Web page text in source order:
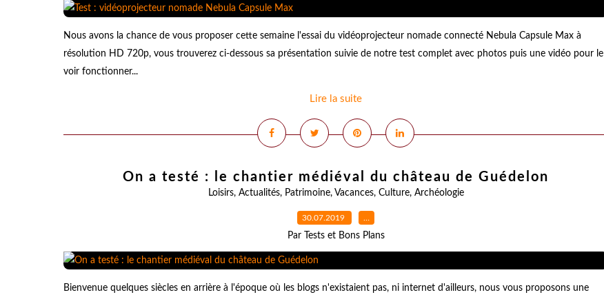
Nous avons la chance de vous proposer cette semaine l'essai du vidéoprojecteur nomade connecté Nebula Capsule Max à
résolution HD 720p, vous trouverez ci-dessous sa présentation suivie de notre test complet avec photos puis une vidéo pour le
voir fonctionner...
Lire la suite
On a testé : le chantier médiéval du château de Guédelon
Loisirs, Actualités, Patrimoine, Vacances, Culture, Archéologie
30.07.2019 …
Par Tests et Bons Plans
Bienvenue quelques siècles en arrière à l'époque où les blogs n'existaient pas, ni internet d'ailleurs, nous vous proposons une